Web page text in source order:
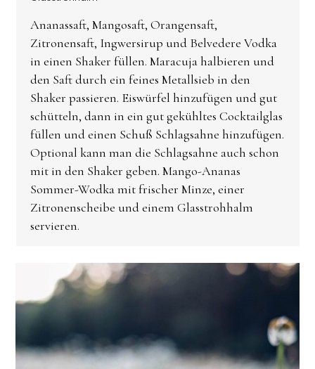
Ananassaft, Mangosaft, Orangensaft,
Zitronensaft, Ingwersirup und Belvedere Vodka
in einen Shaker füllen. Maracuja halbieren und
den Saft durch ein feines Metallsieb in den
Shaker passieren. Eiswürfel hinzufügen und gut
schütteln, dann in ein gut gekühltes Cocktailglas
füllen und einen Schuß Schlagsahne hinzufügen.
Optional kann man die Schlagsahne auch schon
mit in den Shaker geben. Mango-Ananas
Sommer-Wodka mit frischer Minze, einer
Zitronenscheibe und einem Glasstrohhalm
servieren.